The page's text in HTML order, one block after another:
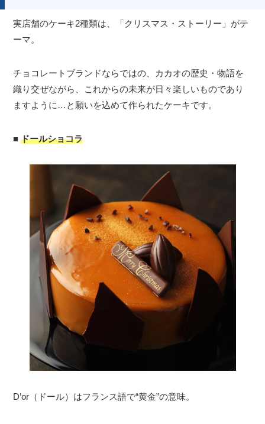
実店舗のケーキ2種類は、「クリスマス・ストーリー」がテ
ーマ。
チョコレートブランドならではの、カカオの歴史・物語を
織り交ぜながら、これからの未来が日々楽しいものであり
ますように…と願いを込めて作られたケーキです。
■ドールショコラ
D’or（ドール）はフランス語で“黄金”の意味。